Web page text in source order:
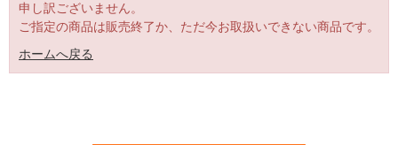
申し訳ございません。
ご指定の商品は販売終了か、ただ今お取扱いできない商品です。
ホームへ戻る